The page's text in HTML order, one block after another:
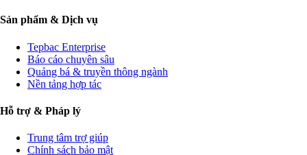
Sản phẩm & Dịch vụ
Tepbac Enterprise
Báo cáo chuyên sâu
Quảng bá & truyền thông ngành
Nền tảng hợp tác
Hỗ trợ & Pháp lý
Trung tâm trợ giúp
Chính sách bảo mật